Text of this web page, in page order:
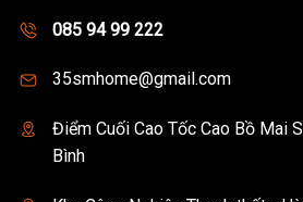
085 94 99 222
35smhome@gmail.com
Điểm Cuối Cao Tốc Cao Bồ Mai
Bình